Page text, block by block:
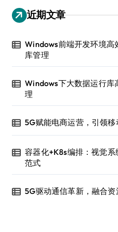
近期文章
Windows前端开发环境高
库管理
Windows下大数据运行库
理
5G赋能电商运营，引领
容器化+K8s编排：视觉
范式
5G驱动通信革新，融合资